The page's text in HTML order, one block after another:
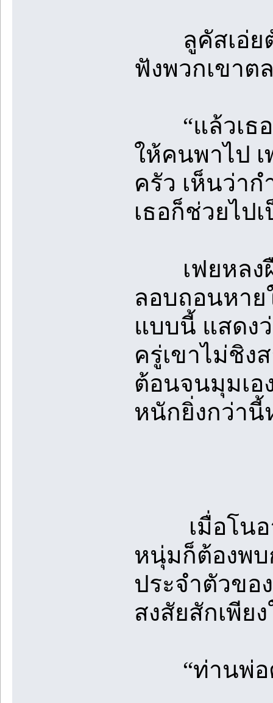
ลูคัสเอ่ยตั
ฟังพวกเขา
“แล้วเธอจ
ให้คนพาไป
ครัว เห็นว่า
เธอก็ช่วยไป
เฟยหลงฝื
ลอบถอนหาย
แบบนี้ แสดง
ครู่เขาไม่ชิง
ต้อนจนมุมเอ
หนักยิ่งกว่านี้
เมื่อโนอา
หนุ่มก็ต้องพบ
ประจำตัวขอ
สงสัยสักเพีย
“ท่านพ่อต้